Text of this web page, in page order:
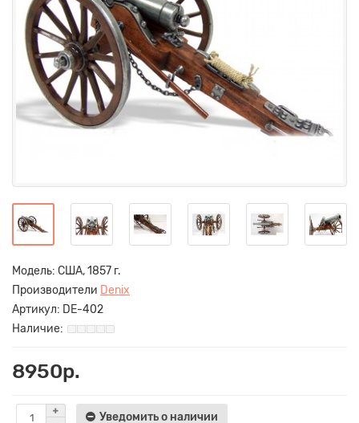
Модель: США, 1857 г.
Производители Denix
Артикул: DE-402
Наличие:
8950р.
Уведомить о наличии